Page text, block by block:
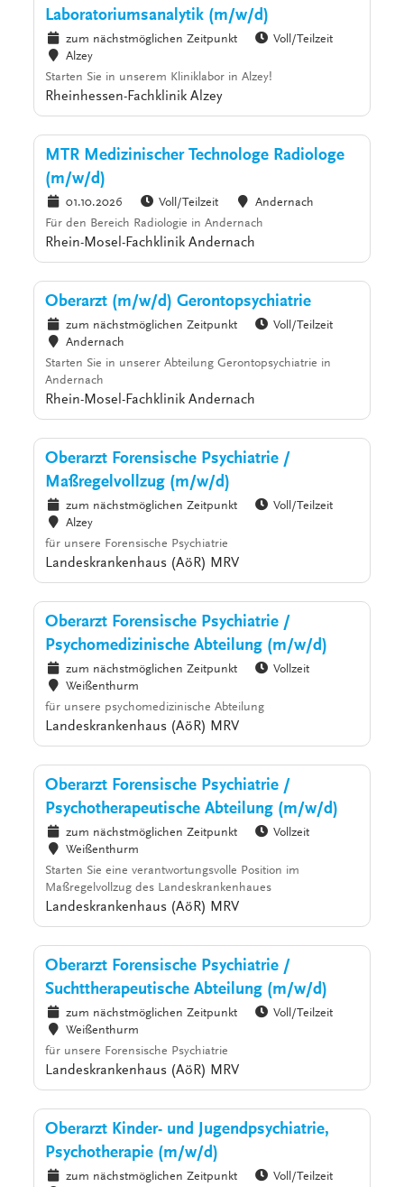
Laboratoriumsanalytik (m/w/d)
zum nächstmöglichen Zeitpunkt
Voll/Teilzeit
Alzey
Starten Sie in unserem Kliniklabor in Alzey!
Rheinhessen-Fachklinik Alzey
MTR Medizinischer Technologe Radiologe
(m/w/d)
01.10.2026 Voll/Teilzeit
Andernach
Für den Bereich Radiologie in Andernach
Rhein-Mosel-Fachklinik Andernach
Oberarzt (m/w/d) Gerontopsychiatrie
zum nächstmöglichen Zeitpunkt
Voll/Teilzeit
Andernach
Starten Sie in unserer Abteilung Gerontopsychiatrie in
Andernach
Rhein-Mosel-Fachklinik Andernach
Oberarzt Forensische Psychiatrie /
Maßregelvollzug (m/w/d)
zum nächstmöglichen Zeitpunkt
Voll/Teilzeit
Alzey
für unsere Forensische Psychiatrie
Landeskrankenhaus (AöR) MRV
Oberarzt Forensische Psychiatrie /
Psychomedizinische Abteilung (m/w/d)
zum nächstmöglichen Zeitpunkt
Vollzeit
Weißenthurm
für unsere psychomedizinische Abteilung
Landeskrankenhaus (AöR) MRV
Oberarzt Forensische Psychiatrie /
Psychotherapeutische Abteilung (m/w/d)
zum nächstmöglichen Zeitpunkt
Vollzeit
Weißenthurm
Starten Sie eine verantwortungsvolle Position im
Maßregelvollzug des Landeskrankenhaues
Landeskrankenhaus (AöR) MRV
Oberarzt Forensische Psychiatrie /
Suchttherapeutische Abteilung (m/w/d)
zum nächstmöglichen Zeitpunkt
Voll/Teilzeit
Weißenthurm
für unsere Forensische Psychiatrie
Landeskrankenhaus (AöR) MRV
Oberarzt Kinder- und Jugendpsychiatrie,
Psychotherapie (m/w/d)
zum nächstmöglichen Zeitpunkt
Voll/Teilzeit